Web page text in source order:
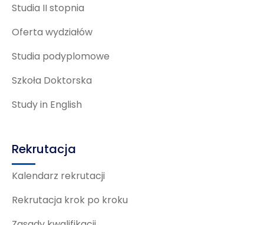
Studia II stopnia
Oferta wydziałów
Studia podyplomowe
Szkoła Doktorska
Study in English
Rekrutacja
Kalendarz rekrutacji
Rekrutacja krok po kroku